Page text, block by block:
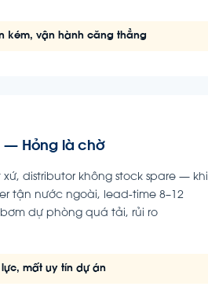
kém, vận hành căng thẳng
— Hỏng là chờ
distributor không stock spare — khi
tận nước ngoài, lead-time 8–12
dự phòng quá tải, rủi ro
lực, mất uy tín dự án